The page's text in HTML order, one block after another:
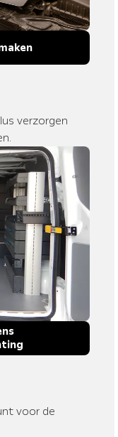
verzorgen
voor de